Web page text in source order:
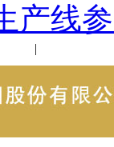
产线
|